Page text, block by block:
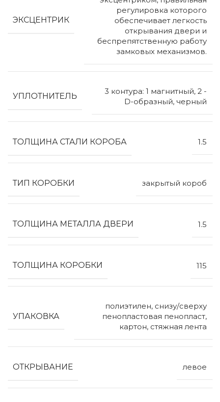
ЭКСЦЕНТРИК
регулировка которого
обеспечивает легкость
открывания двери и
беспрепятственную работу
замковых механизмов.
УПЛОТНИТЕЛЬ
3 контура: 1 магнитный, 2 -
D-образный, черный
ТОЛЩИНА СТАЛИ КОРОБА 1.5
ТИП КОРОБКИ закрытый короб
ТОЛЩИНА МЕТАЛЛА ДВЕРИ 1.5
ТОЛЩИНА КОРОБКИ 115
УПАКОВКА
полиэтилен, снизу/сверху
пенопластовая пенопласт,
картон, стяжная лента
ОТКРЫВАНИЕ левое